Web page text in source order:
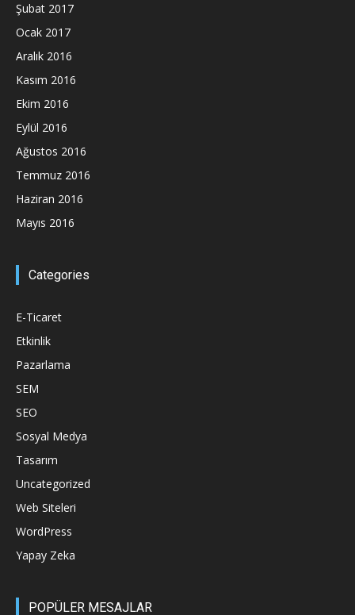
Şubat 2017
Ocak 2017
Aralık 2016
Kasım 2016
Ekim 2016
Eylül 2016
Ağustos 2016
Temmuz 2016
Haziran 2016
Mayıs 2016
Categories
E-Ticaret
Etkinlik
Pazarlama
SEM
SEO
Sosyal Medya
Tasarım
Uncategorized
Web Siteleri
WordPress
Yapay Zeka
POPÜLER MESAJLAR